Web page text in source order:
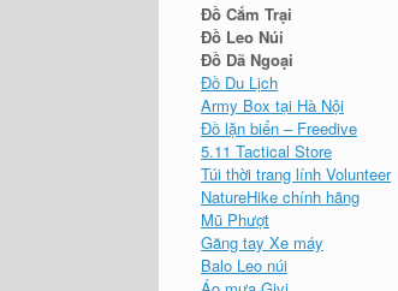
Đồ Cắm Trại
Đồ Leo Núi
Đồ Dã Ngoại
Đồ Du Lịch
Army Box tại Hà Nội
Đồ lặn biển – Freedive
5.11 Tactical Store
Túi thời trang lính Volunteer
NatureHike chính hãng
Mũ Phượt
Găng tay Xe máy
Balo Leo núi